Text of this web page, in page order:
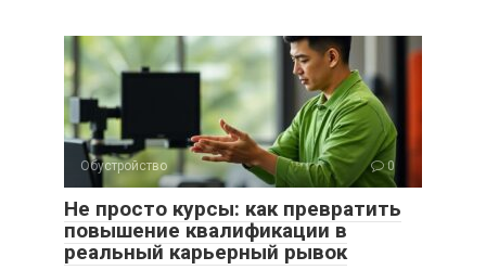
Обустройство 0
Не просто курсы: как превратить
повышение квалификации в
реальный карьерный рывок